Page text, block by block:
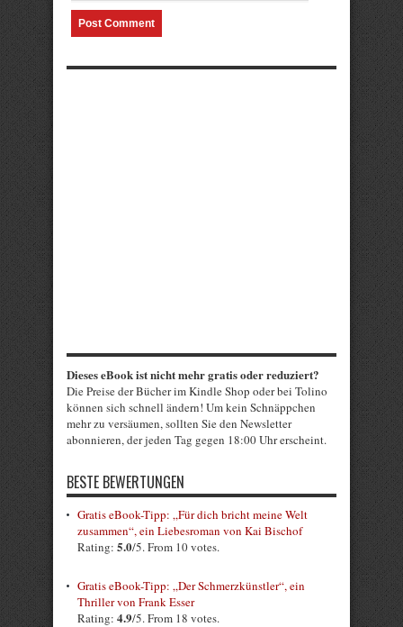
Dieses eBook ist nicht mehr gratis oder reduziert?
Die Preise der Bücher im Kindle Shop oder bei Tolino
können sich schnell ändern! Um kein Schnäppchen
mehr zu versäumen, sollten Sie den Newsletter
abonnieren, der jeden Tag gegen 18:00 Uhr erscheint.
BESTE BEWERTUNGEN
Gratis eBook-Tipp: „Für dich bricht meine Welt
zusammen“, ein Liebesroman von Kai Bischof
Rating: 5.0/5. From 10 votes.
Gratis eBook-Tipp: „Der Schmerzkünstler“, ein
Thriller von Frank Esser
Rating: 4.9/5. From 18 votes.